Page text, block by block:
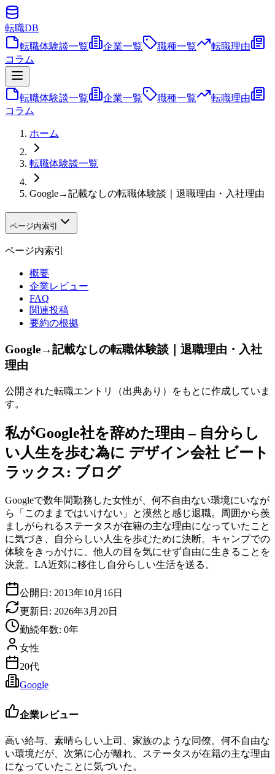
転職DB
転職体験談一覧
企業一覧 職種一覧
転職理由
コラム
転職体験談一覧 企業一覧 職種一覧
転職理由
コラム
ホーム
転職体験談一覧
Google→記載なしの転職体験談｜退職理由・入社理由
ページ内索引
ページ内索引
概要
企業レビュー
FAQ
関連投稿
要約の根拠
Google→記載なしの転職体験談｜退職理由・入社
理由
公開された転職エントリ（出典あり）をもとに作成していま
す。
私がGoogle社を辞めた理由 – 自分らし
い人生を歩む為に デザイン会社 ビート
ラックス: ブログ
Googleで数年間勤務した女性が、何不自由ない環境にいなが
ら「このままではいけない」と漠然と感じ退職。周囲から羨
ましがられるステータスが在籍の主な理由になっていたこと
に気づき、自分らしい人生を歩むために決断。キャンプでの
体験をきっかけに、他人の目を気にせず自由に生きることを
決意。LA近郊に移住し自分らしい生活を送る。
公開日: 2013年10月16日
更新日: 2026年3月20日
勤続年数: 0年
女性
20代
Google
企業レビュー
高い給与、素晴らしい上司、家族のような同僚。何不自由な
い環境だが、次第に心が離れ、ステータスが在籍の主な理由
になっていたことに気づいた。